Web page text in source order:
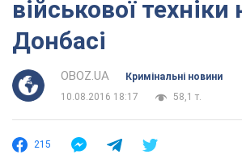
військової техніки
Донбасі
OBOZ.UA
Кримінальні новини
10.08.2016 18:17
58,1 т.
215